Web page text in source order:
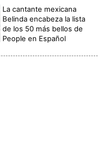
La cantante mexicana
Belinda encabeza la lista
de los 50 más bellos de
People en Español